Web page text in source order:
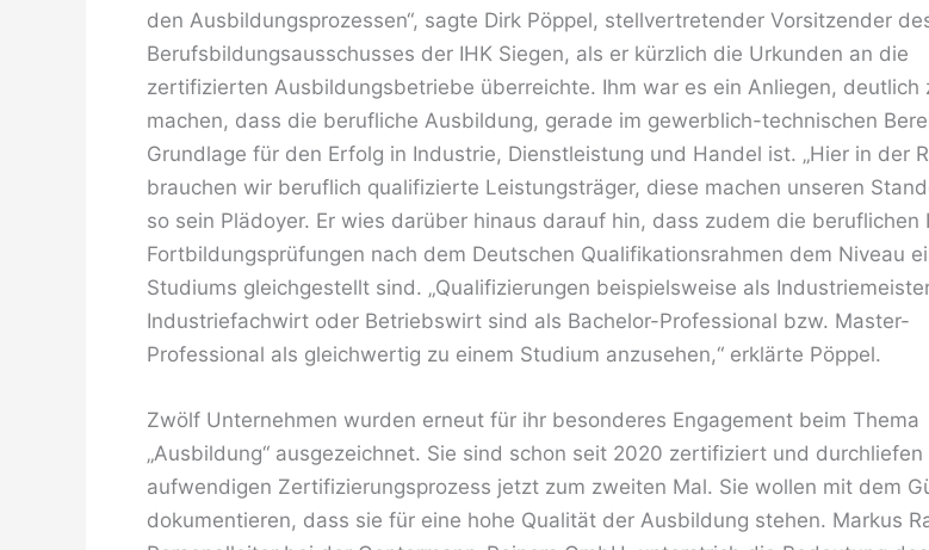
den Ausbildungsprozessen“, sagte Dirk Pöppel, stellvertretender Vorsitzender
Berufsbildungsausschusses der IHK Siegen, als er kürzlich die Urkunden an die
zertifizierten Ausbildungsbetriebe überreichte. Ihm war es ein Anliegen, deutlich
machen, dass die berufliche Ausbildung, gerade im gewerblich-technischen
Grundlage für den Erfolg in Industrie, Dienstleistung und Handel ist. „Hier in der
brauchen wir beruflich qualifizierte Leistungsträger, diese machen unseren
so sein Plädoyer. Er wies darüber hinaus darauf hin, dass zudem die beruflichen
Fortbildungsprüfungen nach dem Deutschen Qualifikationsrahmen dem Niveau
Studiums gleichgestellt sind. „Qualifizierungen beispielsweise als
Industriefachwirt oder Betriebswirt sind als Bachelor-Professional bzw. Master-
Professional als gleichwertig zu einem Studium anzusehen,“ erklärte Pöppel.
Zwölf Unternehmen wurden erneut für ihr besonderes Engagement beim Thema
„Ausbildung“ ausgezeichnet. Sie sind schon seit 2020 zertifiziert und durchliefen
aufwendigen Zertifizierungsprozess jetzt zum zweiten Mal. Sie wollen mit dem
dokumentieren, dass sie für eine hohe Qualität der Ausbildung stehen. Markus